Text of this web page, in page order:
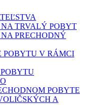
TRVALÝ POBYT
PRECHODNÝ
POBYTU V RÁMCI
POBYTE
A